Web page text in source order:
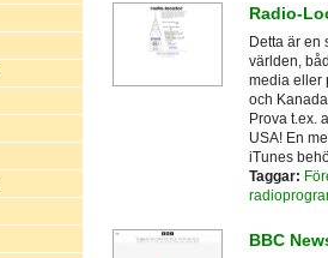
Radio-
Detta är en
världen,
media eller
och
Prova t.ex.
USA! En
iTunes
Taggar:
BBC